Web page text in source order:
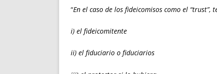
“En el caso de los fideicomisos como el “trust”,
i) el fideicomitente
ii) el fiduciario o fiduciarios